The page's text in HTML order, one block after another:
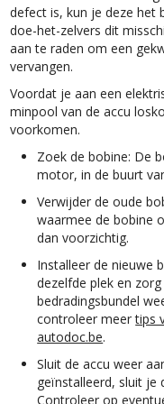
defect is, kun je deze het
doe-het-zelvers dit
aan te raden om een
vervangen.
Voordat je aan een
minpool van de accu
voorkomen.
Zoek de bobine: De
motor, in de buurt
Verwijder de oude
waarmee de bobine
dan voorzichtig.
Installeer de nieuwe
dezelfde plek en
bedradingsbundel
controleer meertips
autodoc.be.
Sluit de accu weer
geïnstalleerd, sluit je
Controleer op